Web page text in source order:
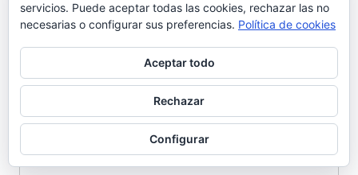
Deja una respuesta
Tu dirección de correo electrónico no será publicada.
Los campos obligatorios están marcados con
servicios. Puede aceptar todas las cookies, rechazar las no
necesarias o configurar sus preferencias. Política de cookies
Aceptar todo
Rechazar
Configurar